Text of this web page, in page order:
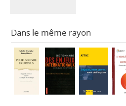
Dans le même rayon